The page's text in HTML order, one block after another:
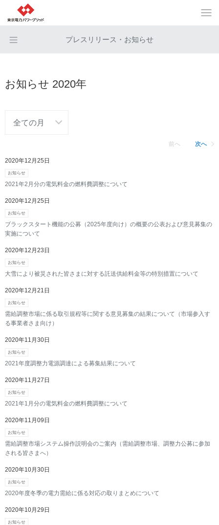
プレスリリース・お知らせ
お知らせ 2020年
前へ 次へ
2020年12月25日
お知らせ
2021年2月分の電気料金の燃料費調整について
2020年12月25日
お知らせ
ブラックスタート機能の公募（2025年度向け）の概要の公表および意見募集の
実施について
2020年12月23日
お知らせ
大雪により被災された皆さまに対する託送供給料金等の特別措置について
2020年12月21日
お知らせ
需給調整市場に係る取引規程等に関する意見募集の結果について（市場参入す
る事業者さま向け）
2020年11月30日
お知らせ
2021年度調整力電源調達による募集結果について
2020年11月27日
お知らせ
2021年1月分の電気料金の燃料費調整について
2020年11月09日
お知らせ
需給調整市場システム操作説明会のご案内（需給調整市場、調整力公募に参加
される皆さまへ）
2020年10月30日
お知らせ
2020年度冬季の電力需給に係る対応の取りまとめについて
2020年10月29日
お知らせ